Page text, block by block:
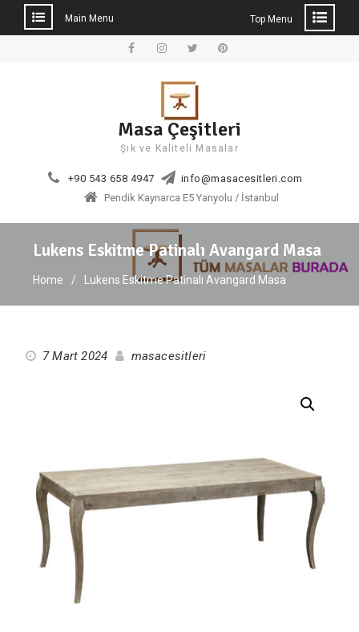
Main Menu Top Menu
Masa Çeşitleri
Şık ve Kaliteli Masalar
+90 543 658 4947
info@masacesitleri.com
Pendik Kaynarca E5 Yanyolu / İstanbul
Lukens Eskitme Patinalı Avangard Masa
Home Lukens Eskitme Patinalı Avangard Masa
7 Mart 2024 masacesitleri